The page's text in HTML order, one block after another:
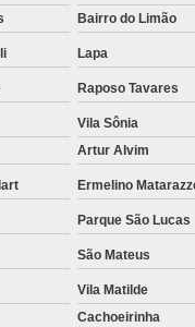
Bairro do Limão
Lapa
Raposo Tavares
Vila Sônia
Artur Alvim
Ermelino
Parque São Lucas
São Mateus
Vila Matilde
Cachoeirinha